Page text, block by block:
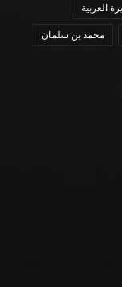
العربية
محمد بن سلمان